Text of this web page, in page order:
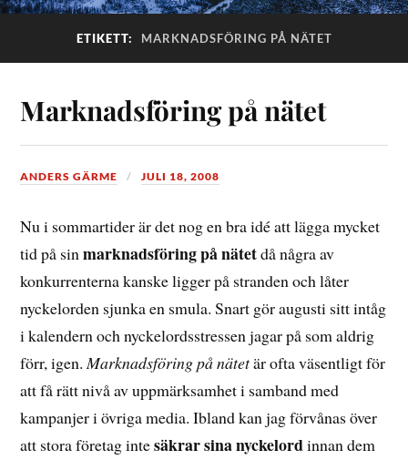
ETIKETT: MARKNADSFÖRING PÅ NÄTET
Marknadsföring på nätet
ANDERS GÄRME JULI 18, 2008
Nu i sommartider är det nog en bra idé att lägga mycket
tid på sinmarknadsföring på nätetdå några av
konkurrenterna kanske ligger på stranden och låter
nyckelorden sjunka en smula. Snart gör augusti sitt intåg
i kalendern och nyckelordsstressen jagar på som aldrig
förr, igen.Marknadsföring på nätetär ofta väsentligt för
att få rätt nivå av uppmärksamhet i samband med
kampanjer i övriga media. Ibland kan jag förvånas över
att stora företag intesäkrar sina nyckelordinnan dem